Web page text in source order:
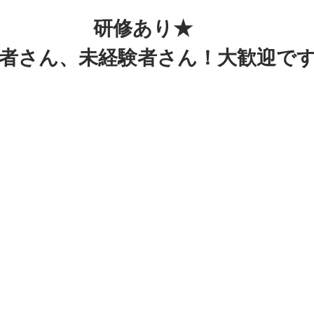
研修あり★
さん、未経験者さん！大歓迎で